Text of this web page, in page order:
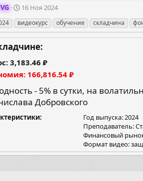
Д
т
а
с
о
з
а
н
я
16 Ноя 2024
видеокурс обучение складчина
3,183.46 ₽
166,816.54 ₽
- 5% в сутки, на
Добровского
Год выпуска: 2024
Преподаватель:
Финансовый
Формат видео: